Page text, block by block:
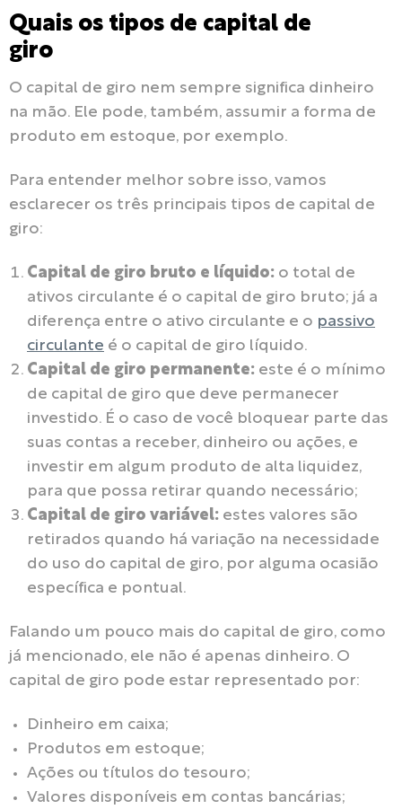
Quais os tipos de capital de
giro
O capital de giro nem sempre significa dinheiro
na mão. Ele pode, também, assumir a forma de
produto em estoque, por exemplo.
Para entender melhor sobre isso, vamos
esclarecer os três principais tipos de capital de
giro:
Capital de giro bruto e líquido: o total de
ativos circulante é o capital de giro bruto; já a
diferença entre o ativo circulante e o passivo
circulante é o capital de giro líquido.
Capital de giro permanente: este é o mínimo
de capital de giro que deve permanecer
investido. É o caso de você bloquear parte das
suas contas a receber, dinheiro ou ações, e
investir em algum produto de alta liquidez,
para que possa retirar quando necessário;
Capital de giro variável: estes valores são
retirados quando há variação na necessidade
do uso do capital de giro, por alguma ocasião
específica e pontual.
Falando um pouco mais do capital de giro, como
já mencionado, ele não é apenas dinheiro. O
capital de giro pode estar representado por:
Dinheiro em caixa;
Produtos em estoque;
Ações ou títulos do tesouro;
Valores disponíveis em contas bancárias;